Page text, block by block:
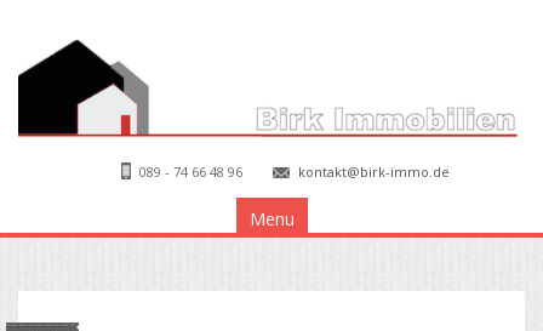
089 - 74 66 48 96 kontakt@birk-immo.de
Menu